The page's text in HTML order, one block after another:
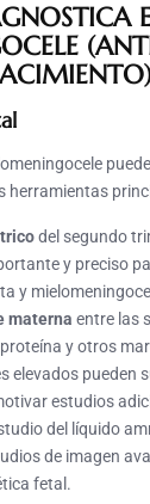
herramientas
del segundo
y preciso
y
materna entre las
y otros
elevados pueden
estudios
del líquido
de imagen
fetal.